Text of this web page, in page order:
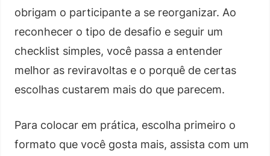
obrigam o participante a se reorganizar. Ao
reconhecer o tipo de desafio e seguir um
checklist simples, você passa a entender
melhor as reviravoltas e o porquê de certas
escolhas custarem mais do que parecem.
Para colocar em prática, escolha primeiro o
formato que você gosta mais, assista com um